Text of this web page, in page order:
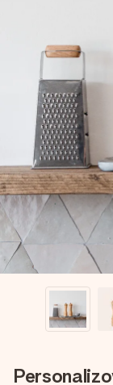
Darmowy
Stwórz coś
imieniem,
poruszy serce.
tę chwilę.